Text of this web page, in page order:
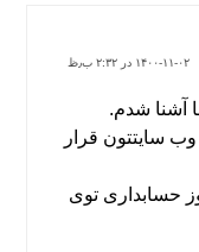
۱۴۰۰-۱۱-۰۲ در ۲:۳۲ ب٫ظ
آشنا شدم.
سایتتون قرار
حسابداری توی